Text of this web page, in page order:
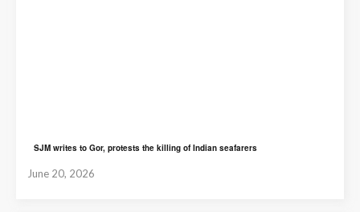
SJM writes to Gor, protests the killing of Indian seafarers
June 20, 2026